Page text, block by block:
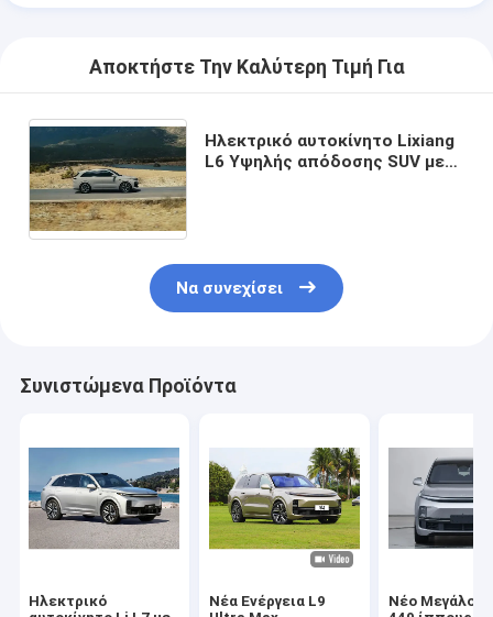
Αποκτήστε Την Καλύτερη Τιμή Για
Ηλεκτρικό αυτοκίνητο Lixiang
L6 Υψηλής απόδοσης SUV με
Να συνεχίσει
Συνιστώμενα Προϊόντα
Ηλεκτρικό
Νέα Ενέργεια L9
Νέο Μεγάλο